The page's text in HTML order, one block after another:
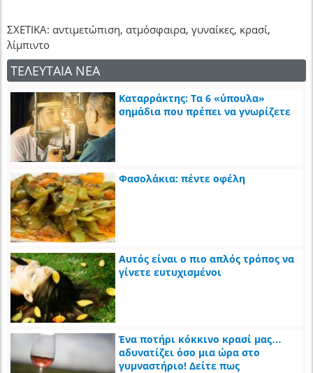
ΣΧΕΤΙΚΑ: αντιμετώπιση, ατμόσφαιρα, γυναίκες, κρασί,
λίμπιντο
ΤΕΛΕΥΤΑΙΑ ΝΕΑ
Καταρράκτης: Τα 6 «ύπουλα»
σημάδια που πρέπει να γνωρίζετε
Φασολάκια: πέντε οφέλη
Αυτός είναι ο πιο απλός τρόπος να
γίνετε ευτυχισμένοι
Ένα ποτήρι κόκκινο κρασί μας…
αδυνατίζει όσο μια ώρα στο
γυμναστήριο! Δείτε πως